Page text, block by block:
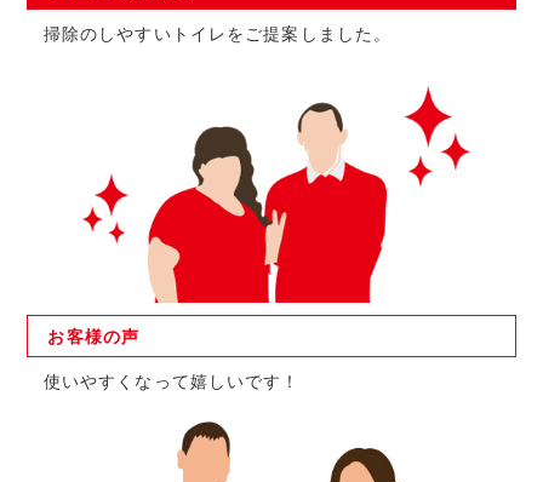
掃除のしやすいトイレをご提案しました。
お客様の声
使いやすくなって嬉しいです！